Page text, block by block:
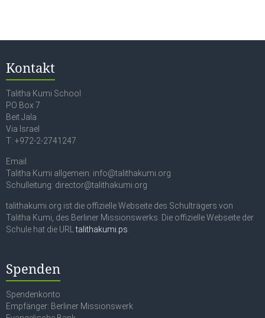
Kontakt
Talitha Kumi School
PO Box 7
Beit Jala
Via Israel
T: +972-2-2741247
Email
Talitha Kumi allgemein: info@talithakumi.org
Schulleitung: director@talithakumi.org
talithakumi.org ist die offizielle Webseite des Schulträgers von
Talitha Kumi, des Berliner Missionswerks. Die offizielle Webseite der
Schule hat die URLtalithakumi.ps.
Spenden
Spendenkonto
Empfänger: Berliner Missionswerk